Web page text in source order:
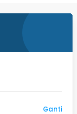
Ganti